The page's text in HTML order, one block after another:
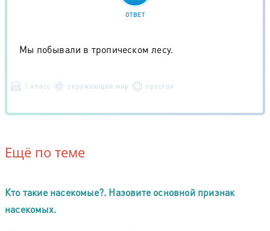
ОТВЕТ
Мы побывали в тропическом лесу.
1 класс окружающий мир простая
Ещё по теме
Кто такие насекомые?. Назовите основной признак
насекомых.